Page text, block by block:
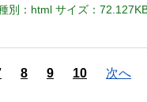
別：html サイズ：
8 9 10 次へ